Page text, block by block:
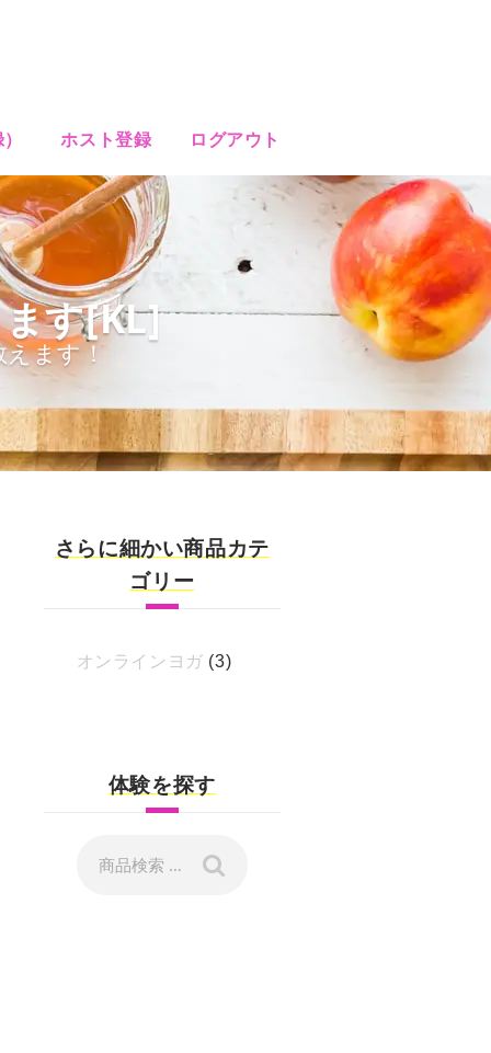
ホスト登録 ログアウト
す[KL]
えます！
さらに細かい商品カテ
ゴリー
オンラインヨガ (3)
体験を探す